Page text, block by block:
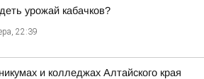
урожай кабачков?
22:39
и колледжах Алтайского края